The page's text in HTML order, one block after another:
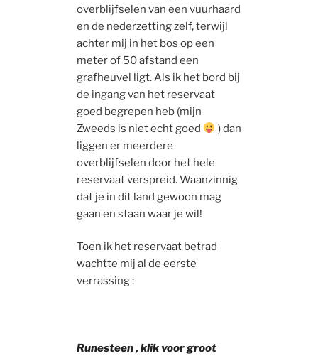
overblijfselen van een vuurhaard
en de nederzetting zelf, terwijl
achter mij in het bos op een
meter of 50 afstand een
grafheuvel ligt. Als ik het bord bij
de ingang van het reservaat
goed begrepen heb (mijn
Zweeds is niet echt goed
) dan
liggen er meerdere
overblijfselen door het hele
reservaat verspreid. Waanzinnig
dat je in dit land gewoon mag
gaan en staan waar je wil!
Toen ik het reservaat betrad
wachtte mij al de eerste
verrassing :
Runesteen , klik voor groot